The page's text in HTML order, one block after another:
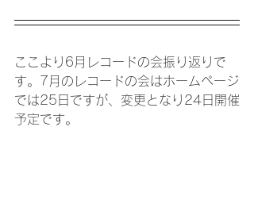
ここより6月レコードの会振り返りで
す。7月のレコードの会はホームページ
では25日ですが、変更となり24日開催
予定です。